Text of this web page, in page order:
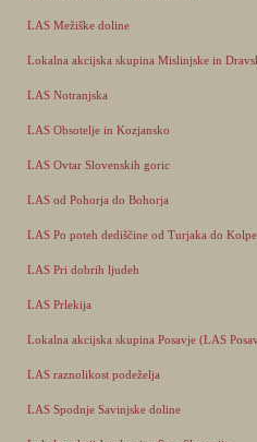
LAS Mežiške doline
Lokalna akcijska skupina Mislinjske in
LAS Notranjska
LAS Obsotelje in Kozjansko
LAS Ovtar Slovenskih goric
LAS od Pohorja do Bohorja
LAS Po poteh dediščine od Turjaka do Kolpe
LAS Pri dobrih ljudeh
LAS Prlekija
Lokalna akcijska skupina Posavje (LAS
LAS raznolikost podeželja
LAS Spodnje Savinjske doline